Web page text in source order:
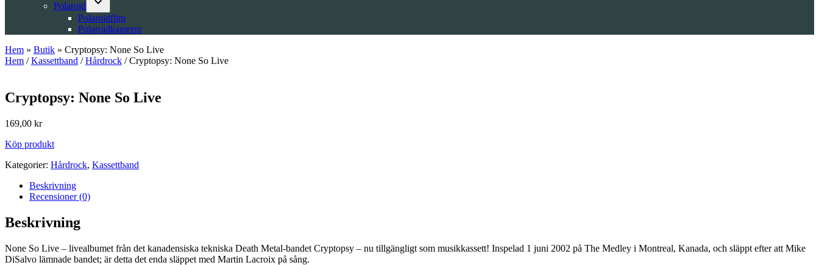
Polaroid
Open
dropdown
menu
Polaroidfilm
Polaroidkameror
Hem » Butik » Cryptopsy: None So Live
Hem /Kassettband /Hårdrock / Cryptopsy: None So Live
Cryptopsy: None So Live
169,00 kr
Köp produkt
Kategorier: Hårdrock, Kassettband
Beskrivning
Recensioner (0)
Beskrivning
None So Live – livealbumet från det kanadensiska tekniska Death Metal-bandet Cryptopsy – nu tillgängligt som musikkassett! Inspelad 1 juni 2002 på The Medley i Montreal, Kanada, och släppt efter att Mike
DiSalvo lämnade bandet; är detta det enda släppet med Martin Lacroix på sång.